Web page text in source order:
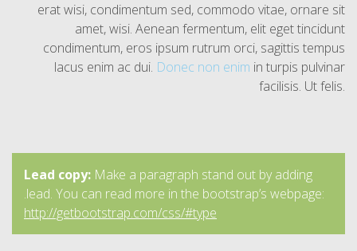
erat wisi, condimentum sed, commodo vitae, ornare sit
amet, wisi. Aenean fermentum, elit eget tincidunt
condimentum, eros ipsum rutrum orci, sagittis tempus
lacus enim ac dui. Donec non enim in turpis pulvinar
facilisis. Ut felis.
Lead copy: Make a paragraph stand out by adding
.lead. You can read more in the bootstrap’s webpage:
http://getbootstrap.com/css/#type